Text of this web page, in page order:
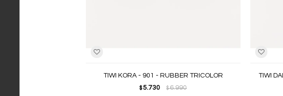
TIWI KORA - 901 - RUBBER TRICOLOR
$5.730 $6.990
TIWI